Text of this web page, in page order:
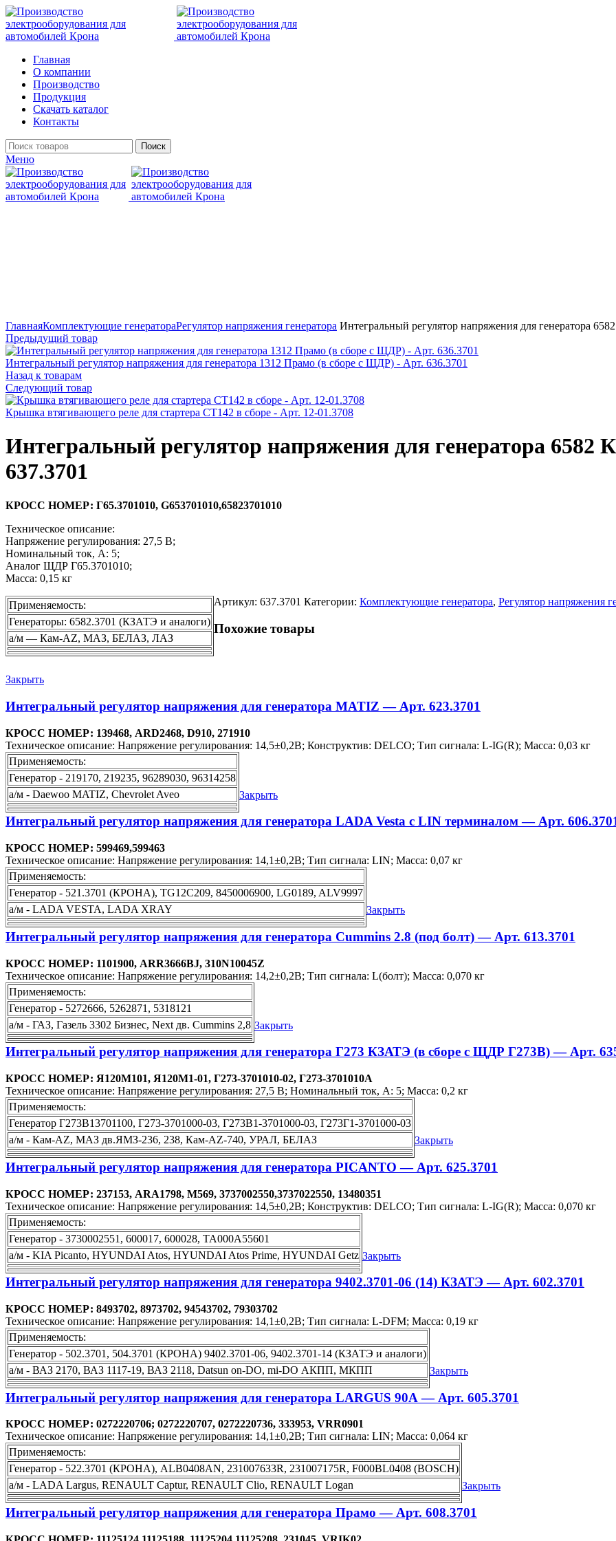
Главная
О компании
Производство
Продукция
Скачать каталог
Контакты
Поиск
Меню
ГлавнаяКомплектующие генератораРегулятор напряжения генератора Интегральный регулятор напряжения для генератора
Предыдущий товар
Интегральный регулятор напряжения для генератора 1312 Прамо (в сборе с ЩДР) - Арт. 636.3701
Назад к товарам
Следующий товар
Крышка втягивающего реле для стартера СТ142 в сборе - Арт. 12-01.3708
Интегральный регулятор напряжения для генератора
637.3701
КРОСС НОМЕР: Г65.3701010, G653701010,65823701010
Техническое описание:
Напряжение регулирования: 27,5 В;
Номинальный ток, А: 5;
Аналог ЩДР Г65.3701010;
Масса: 0,15 кг
Применяемость:
Генераторы: 6582.3701 (КЗАТЭ и аналоги)
а/м — Кам-AZ, МАЗ, БЕЛАЗ, ЛАЗ
Артикул: 637.3701 Категории: Комплектующие генератора, Регулятор напряжения
Похожие товары
Закрыть
Интегральный регулятор напряжения для генератора MATIZ — Арт. 623.3701
КРОСС НОМЕР: 139468, ARD2468, D910, 271910
Техническое описание: Напряжение регулирования: 14,5±0,2В; Конструктив: DELCO; Тип сигнала: L-IG(R); Масса: 0,03 кг
Применяемость:
Генератор - 219170, 219235, 96289030, 96314258
а/м - Daewoo MATIZ, Chevrolet Aveo
Закрыть
Интегральный регулятор напряжения для генератора LADA Vesta с LIN терминалом — Арт.
КРОСС НОМЕР: 599469,599463
Техническое описание: Напряжение регулирования: 14,1±0,2В; Тип сигнала: LIN; Масса: 0,07 кг
Применяемость:
Генератор - 521.3701 (КРОНА), TG12C209, 8450006900, LG0189, ALV9997
а/м - LADA VESTA, LADA XRAY
Закрыть
Интегральный регулятор напряжения для генератора Cummins 2.8 (под болт) — Арт. 613.3701
КРОСС НОМЕР: 1101900, ARR3666BJ, 310N10045Z
Техническое описание: Напряжение регулирования: 14,2±0,2В; Тип сигнала: L(болт); Масса: 0,070 кг
Применяемость:
Генератор - 5272666, 5262871, 5318121
а/м - ГАЗ, Газель 3302 Бизнес, Next дв. Cummins 2,8 Закрыть
Интегральный регулятор напряжения для генератора Г273 КЗАТЭ (в сборе с ЩДР Г273В) — Арт.
КРОСС НОМЕР: Я120M101, Я120М1-01, Г273-3701010-02, Г273-3701010А
Техническое описание: Напряжение регулирования: 27,5 В; Номинальный ток, А: 5; Масса: 0,2 кг
Применяемость:
Генератор Г273В13701100, Г273-3701000-03, Г273В1-3701000-03, Г273Г1-3701000-03
а/м - Кам-AZ, МАЗ дв.ЯМЗ-236, 238, Кам-AZ-740, УРАЛ, БЕЛАЗ
Закрыть
Интегральный регулятор напряжения для генератора PICANTO — Арт. 625.3701
КРОСС НОМЕР: 237153, ARA1798, M569, 3737002550,3737022550, 13480351
Техническое описание: Напряжение регулирования: 14,5±0,2В; Конструктив: DELCO; Тип сигнала: L-IG(R); Масса: 0,070 кг
Применяемость:
Генератор - 3730002551, 600017, 600028, TA000A55601
а/м - KIA Picanto, HYUNDAI Atos, HYUNDAI Atos Prime, HYUNDAI Getz Закрыть
Интегральный регулятор напряжения для генератора 9402.3701-06 (14) КЗАТЭ — Арт. 602.3701
КРОСС НОМЕР: 8493702, 8973702, 94543702, 79303702
Техническое описание: Напряжение регулирования: 14,1±0,2В; Тип сигнала: L-DFM; Масса: 0,19 кг
Применяемость:
Генератор - 502.3701, 504.3701 (КРОНА) 9402.3701-06, 9402.3701-14 (КЗАТЭ и аналоги)
а/м - ВАЗ 2170, ВАЗ 1117-19, ВАЗ 2118, Datsun on-DO, mi-DO АКПП, МКПП
Закрыть
Интегральный регулятор напряжения для генератора LARGUS 90А — Арт. 605.3701
КРОСС НОМЕР: 0272220706; 0272220707, 0272220736, 333953, VRR0901
Техническое описание: Напряжение регулирования: 14,1±0,2В; Тип сигнала: LIN; Масса: 0,064 кг
Применяемость:
Генератор - 522.3701 (КРОНА), ALB0408AN, 231007633R, 231007175R, F000BL0408 (BOSCH)
а/м - LADA Largus, RENAULT Captur, RENAULT Clio, RENAULT Logan
Закрыть
Интегральный регулятор напряжения для генератора Прамо — Арт. 608.3701